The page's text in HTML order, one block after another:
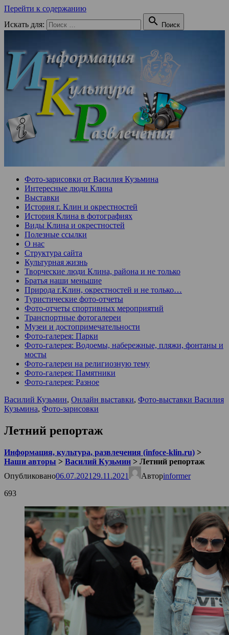
Перейти к содержанию
Искать для:
 Поиск
Фото-зарисовки от Василия Кузьмина
Интересные люди Клина
Выставки
История г. Клин и окрестностей
История Клина в фотографиях
Виды Клина и окрестностей
Полезные ссылки
О нас
Структура сайта
Культурная жизнь
Творческие люди Клина, района и не только
Братья наши меньшие
Природа г.Клин, окрестностей и не только…
Туристические фото-отчеты
Фото-отчеты спортивных мероприятий
Транспортные фотогалереи
Музеи и достопримечательности
Фото-галерея: Парки
Фото-галерея: Водоемы, набережные, пляжи, фонтаны и
мосты
Фото-галереи на религиозную тему
Фото-галерея: Памятники
Фото-галерея: Разное
Василий Кузьмин, Онлайн выставки, Фото-выставки Василия
Кузьмина, Фото-зарисовки
Летний репортаж
Информация, культура, развлечения (infoce-klin.ru) >
Наши авторы > Василий Кузьмин > Летний репортаж
Опубликовано06.07.2021 29.11.2021 Авторinformer
693